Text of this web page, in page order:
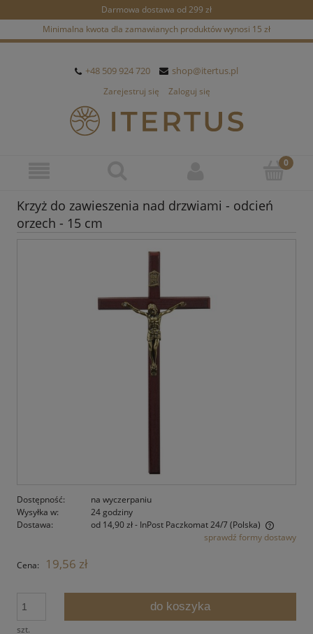
Darmowa dostawa od 299 zł
Minimalna kwota dla zamawianych produktów wynosi 15 zł
+48 509 924 720 shop@itertus.pl
Zarejestruj się Zaloguj się
Krzyż do zawieszenia nad drzwiami - odcień
orzech - 15 cm
Dostępność:
na wyczerpaniu
Wysyłka w:
24 godziny
Dostawa:
od 14,90 zł- InPost Paczkomat 24/7(Polska)
Cena nie zawiera ewentualnych kosztów płatnościsprawdź formy dostawy
Cena: 19,56 zł
szt.
do koszyka